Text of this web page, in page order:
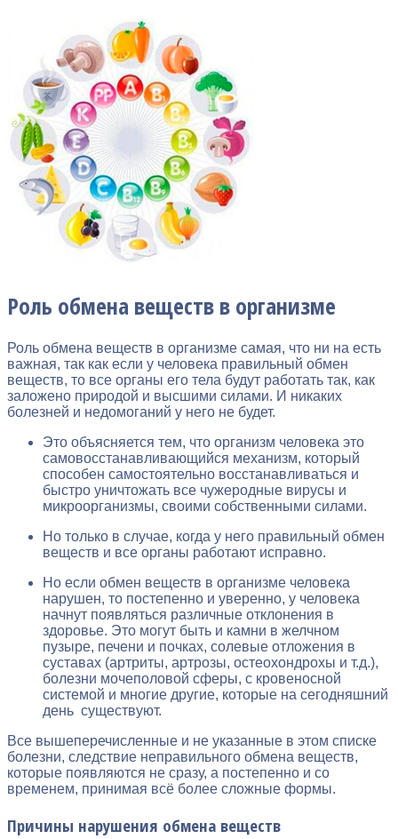
Роль обмена веществ в организме
Роль обмена веществ в организме самая, что ни на есть
важная, так как если у человека правильный обмен
веществ, то все органы его тела будут работать так, как
заложено природой и высшими силами. И никаких
болезней и недомоганий у него не будет.
Это объясняется тем, что организм человека это
самовосстанавливающийся механизм, который
способен самостоятельно восстанавливаться и
быстро уничтожать все чужеродные вирусы и
микроорганизмы, своими собственными силами.
Но только в случае, когда у него правильный обмен
веществ и все органы работают исправно.
Но если обмен веществ в организме человека
нарушен, то постепенно и уверенно, у человека
начнут появляться различные отклонения в
здоровье. Это могут быть и камни в желчном
пузыре, печени и почках, солевые отложения в
суставах (артриты, артрозы, остеохондрохы и т.д.),
болезни мочеполовой сферы, с кровеносной
системой и многие другие, которые на сегодняшний
день существуют.
Все вышеперечисленные и не указанные в этом списке
болезни, следствие неправильного обмена веществ,
которые появляются не сразу, а постепенно и со
временем, принимая всё более сложные формы.
Причины нарушения обмена веществ